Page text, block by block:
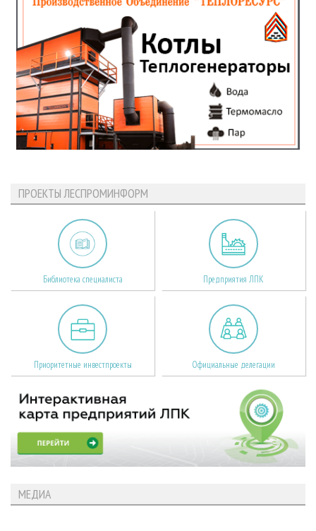
ПРОЕКТЫ ЛЕСПРОМИНФОРМ
Библиотека специалиста Предприятия ЛПК
Приоритетные инвестпроекты Официальные делегации
МЕДИА